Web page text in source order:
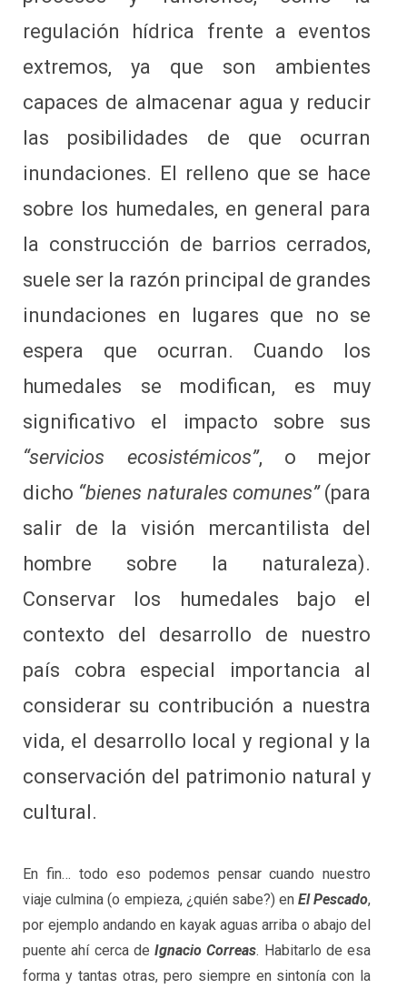
regulación hídrica frente a eventos
extremos, ya que son ambientes
capaces de almacenar agua y reducir
las posibilidades de que ocurran
inundaciones. El relleno que se hace
sobre los humedales, en general para
la construcción de barrios cerrados,
suele ser la razón principal de grandes
inundaciones en lugares que no se
espera que ocurran. Cuando los
humedales se modifican, es muy
significativo el impacto sobre sus
“servicios ecosistémicos”, o mejor
dicho “bienes naturales comunes” (para
salir de la visión mercantilista del
hombre sobre la naturaleza).
Conservar los humedales bajo el
contexto del desarrollo de nuestro
país cobra especial importancia al
considerar su contribución a nuestra
vida, el desarrollo local y regional y la
conservación del patrimonio natural y
cultural.
En fin… todo eso podemos pensar cuando nuestro
viaje culmina (o empieza, ¿quién sabe?) enEl Pescado,
por ejemplo andando en kayak aguas arriba o abajo del
puente ahí cerca deIgnacio Correas. Habitarlo de esa
forma y tantas otras, pero siempre en sintonía con la